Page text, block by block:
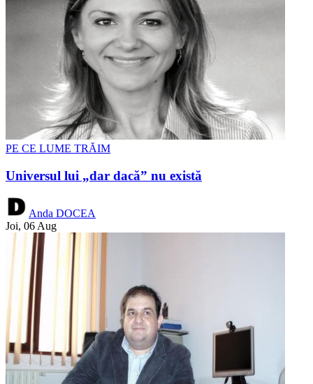
PE CE LUME TRĂIM
Universul lui „dar dacă” nu există
Anda DOCEA
Joi, 06 Aug